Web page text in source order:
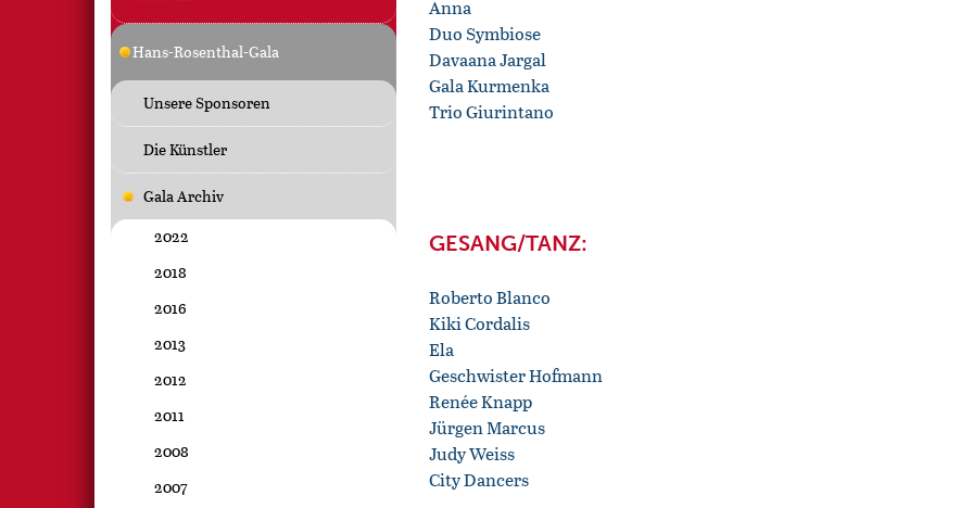
Hans-Rosenthal-Gala
Unsere Sponsoren
Die Künstler
Gala Archiv
2022
2018
2016
2013
2012
2011
2008
2007
Anna
Duo Symbiose
Davaana Jargal
Gala Kurmenka
Trio Giurintano
GESANG/TANZ:
Roberto Blanco
Kiki Cordalis
Ela
Geschwister Hofmann
Renée Knapp
Jürgen Marcus
Judy Weiss
City Dancers